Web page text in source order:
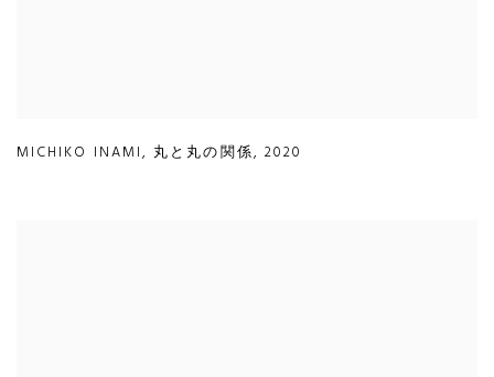
MICHIKO INAMI,丸と丸の関係, 2020